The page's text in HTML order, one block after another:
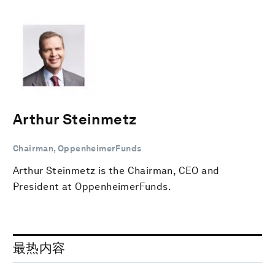
Arthur Steinmetz
Chairman, OppenheimerFunds
Arthur Steinmetz is the Chairman, CEO and
President at OppenheimerFunds.
最热内容